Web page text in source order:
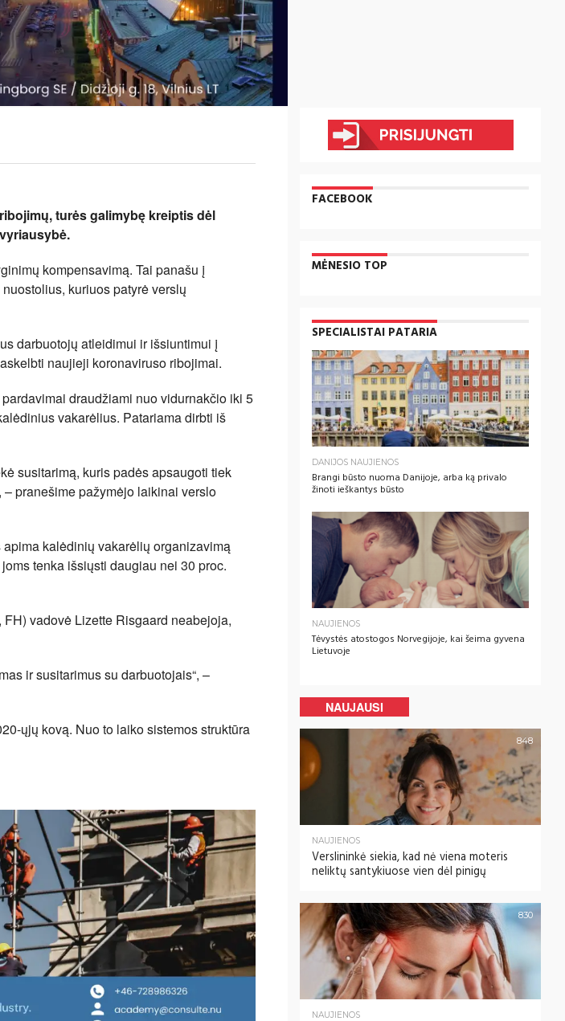
turės galimybę kreiptis dėl
kompensavimą. Tai panašu į
kuriuos patyrė verslų
darbuotojų atleidimui ir išsiuntimui į
naujieji koronaviruso ribojimai.
draudžiami nuo vidurnakčio iki 5
vakarėlius. Patariama dirbti iš
susitarimą, kuris padės apsaugoti tiek
pranešime pažymėjo laikinai verslo
kalėdinių vakarėlių organizavimą
tenka išsiųsti daugiau nei 30 proc.
vadovė Lizette Risgaard neabejoja,
ir susitarimus su darbuotojais“, –
ųjų kovą. Nuo to laiko sistemos struktūra
FACEBOOK
MĖNESIO TOP
SPECIALISTAI PATARIA
DANIJOS NAUJIENOS
Brangi būsto nuoma Danijoje, arba ką privalo
žinoti ieškantys būsto
NAUJIENOS
Tėvystės atostogos Norvegijoje, kai šeima gyvena
Lietuvoje
NAUJAUSI
848
NAUJIENOS
Verslininkė siekia, kad nė viena moteris
neliktų santykiuose vien dėl pinigų
830
NAUJIENOS